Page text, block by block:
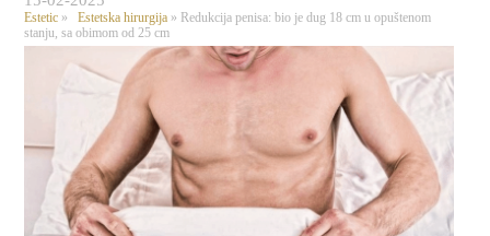
Estetic » Estetska hirurgija » Redukcija penisa: bio je dug 18 cm u opuštenom
stanju, sa obimom od 25 cm